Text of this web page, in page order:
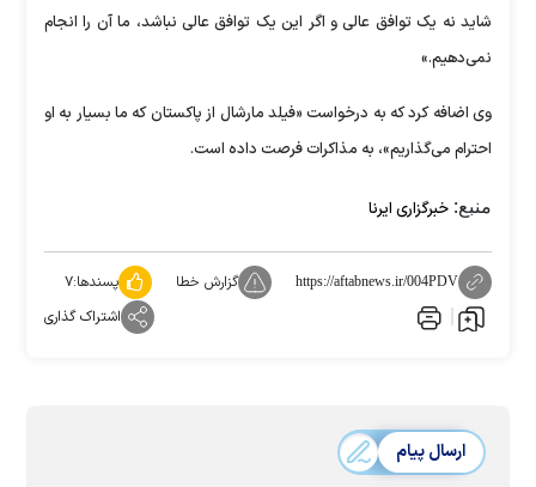
شاید نه یک توافق عالی و اگر این یک توافق عالی نباشد، ما آن را انجام
نمی‌دهیم.»
وی اضافه کرد که به درخواست «فیلد مارشال از پاکستان که ما بسیار به او
احترام می‌گذاریم»، به مذاکرات فرصت داده است.
منبع: خبرگزاری ایرنا
https://aftabnews.ir/004PDV گزارش خطا پسندها:۷
اشتراک گذاری
ارسال پیام